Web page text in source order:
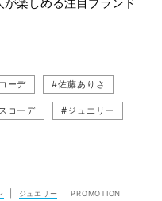
ーデ #佐藤ありさ
コーデ #ジュエリー
ジュエリー